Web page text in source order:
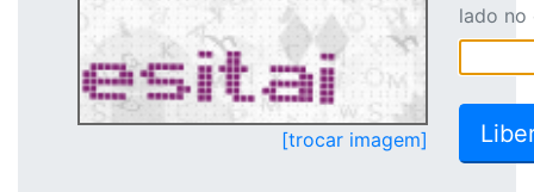
[trocar imagem]
lado no